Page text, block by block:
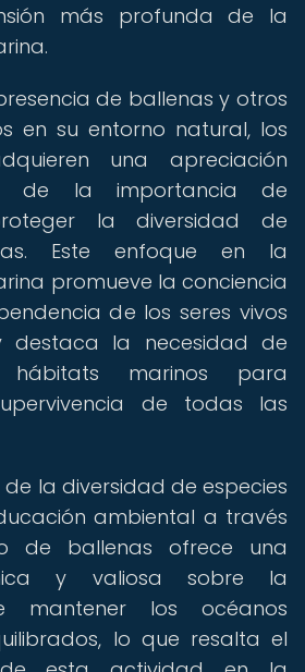
más profunda de la
de ballenas y otros
en su entorno natural, los
una apreciación
de la importancia de
la diversidad de
Este enfoque en la
promueve la conciencia
de los seres vivos
destaca la necesidad de
hábitats marinos para
de todas las
la diversidad de especies
ambiental a través
de ballenas ofrece una
y valiosa sobre la
mantener los océanos
lo que resalta el